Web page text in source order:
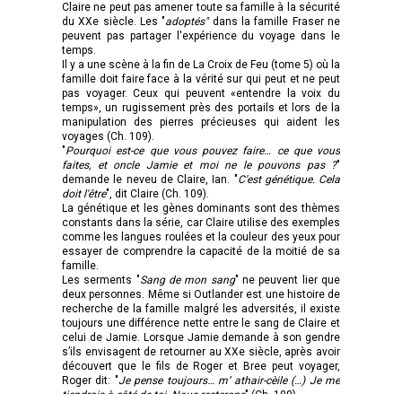
Claire ne peut pas amener toute sa famille à la sécurité
du XXe siècle. Les "adoptés"dans la famille Fraser ne
peuvent pas partager l'expérience du voyage dans le
temps.
Il y a une scène à la fin de La Croix de Feu (tome 5) où la
famille doit faire face à la vérité sur qui peut et ne peut
pas voyager. Ceux qui peuvent «entendre la voix du
temps», un rugissement près des portails et lors de la
manipulation des pierres précieuses qui aident les
voyages (Ch. 109).
"Pourquoi est-ce que vous pouvez faire… ce que vous
faites, et oncle Jamie et moi ne le pouvons pas ?"
demande le neveu de Claire, Ian. "C'est génétique. Cela
doit l'être", dit Claire (Ch. 109).
La génétique et les gènes dominants sont des thèmes
constants dans la série, car Claire utilise des exemples
comme les langues roulées et la couleur des yeux pour
essayer de comprendre la capacité de la moitié de sa
famille.
Les serments "Sang de mon sang" ne peuvent lier que
deux personnes. Même si Outlander est une histoire de
recherche de la famille malgré les adversités, il existe
toujours une différence nette entre le sang de Claire et
celui de Jamie. Lorsque Jamie demande à son gendre
s’ils envisagent de retourner au XXe siècle, après avoir
découvert que le fils de Roger et Bree peut voyager,
Roger dit: "Je pense toujours… m’ athair-cèile (…) Je me